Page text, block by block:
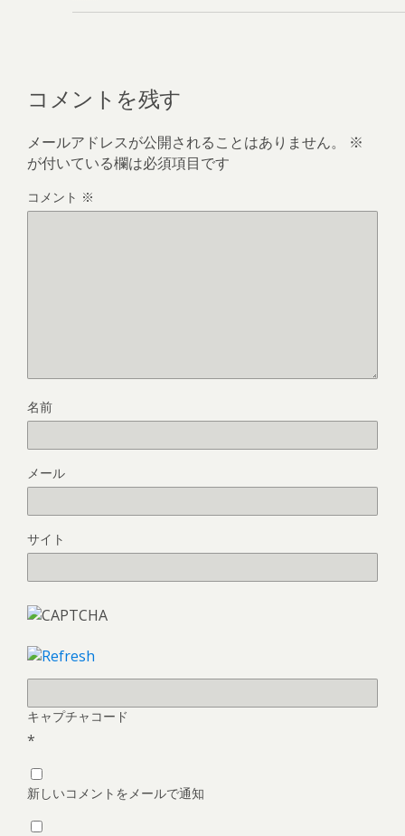
コメントを残す
メールアドレスが公開されることはありません。
※
が付いている欄は必須項目です
コメント ※
名前
メール
サイト
キャプチャコード
*
新しいコメントをメールで通知